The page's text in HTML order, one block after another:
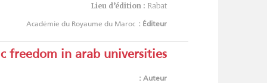
Lieu d’édition : Rabat
Éditeur :
Académie du Royaume du Maroc
freedom in arab universities
Auteur :